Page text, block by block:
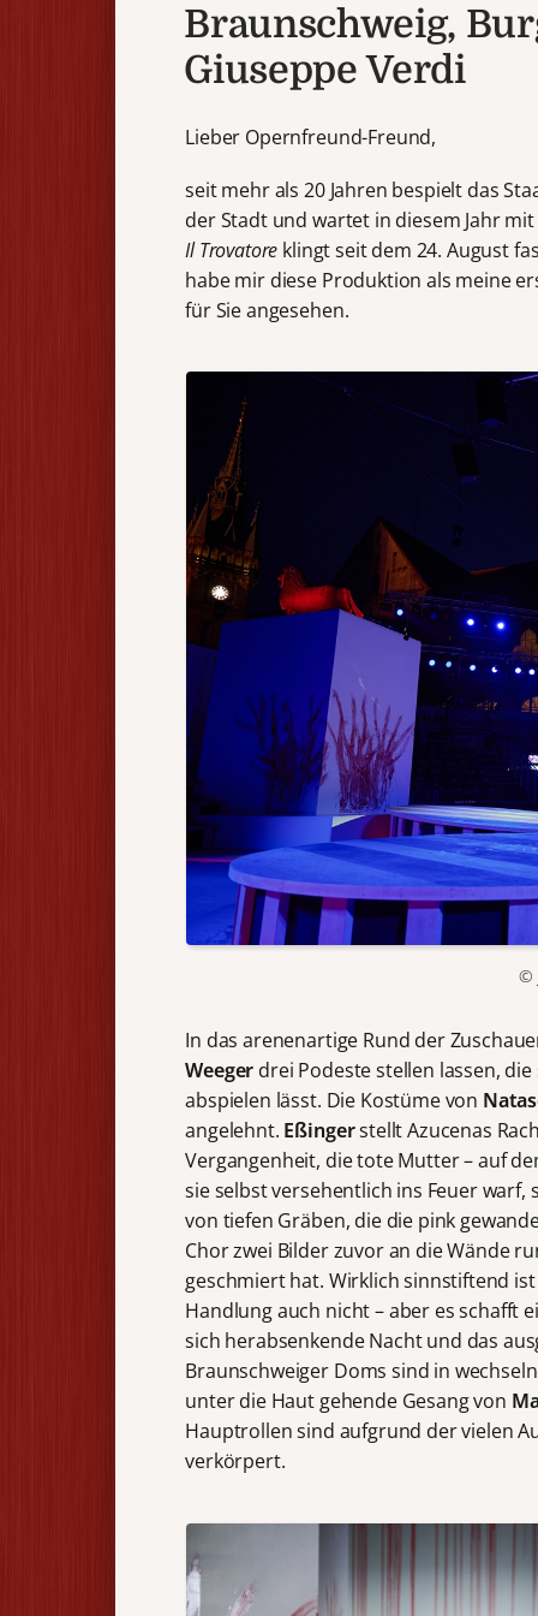
Braunschweig,
Giuseppe Verdi
Lieber Opernfreund-Freund,
seit mehr als 20 Jahren bespielt das
der Stadt und wartet in diesem Jahr
Il Trovatore klingt seit dem 24. August
habe mir diese Produktion als meine
für Sie angesehen.
©
In das arenenartige Rund der
Weeger drei Podeste stellen lassen,
abspielen lässt. Die Kostüme von
angelehnt. Eßingerstellt Azucenas
Vergangenheit, die tote Mutter – auf
sie selbst versehentlich ins Feuer
von tiefen Gräben, die die pink
Chor zwei Bilder zuvor an die Wände
geschmiert hat. Wirklich sinnstiftend
Handlung auch nicht – aber es schafft
sich herabsenkende Nacht und das
Braunschweiger Doms sind in
unter die Haut gehende Gesang von
Hauptrollen sind aufgrund der vielen
verkörpert.